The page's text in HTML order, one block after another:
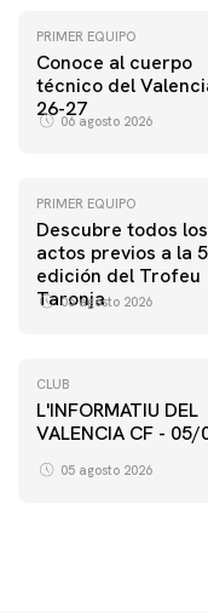
PRIMER EQUIPO
Conoce al cuerpo
técnico del
26-27
06 agosto 2026
PRIMER EQUIPO
Descubre todos los
actos previos a la
edición del Trofeu
Taronja
06 agosto 2026
CLUB
L'INFORMATIU DEL
VALENCIA CF -
05 agosto 2026